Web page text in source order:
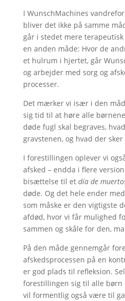
I WunschMachines
bliver det ikke på samme
går i stedet mere
en anden måde: Hvor de
et hulrum i hjertet, går
og arbejder med sorg og
processer.
Det mærker vi især i den
sig tid til at høre alle
døde fugl skal begraves,
gravstenen, og hvad der
I forestillingen oplever vi
afsked – endda i flere
bisættelse til et día de
døde. Og det hele ender
som måske er den vigtigste
afdød, hvor vi får mulighed
sammen og skåle for den,
På den måde gennemgår
afskedsprocessen på en
er god plads til refleksion.
forestillingen sig til alle børn
vil formentlig også være til